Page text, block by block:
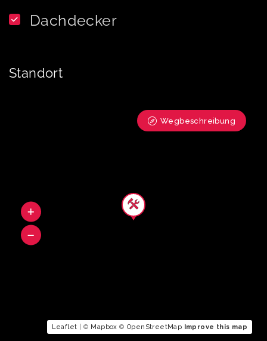
Dachdecker
Standort
Leaflet | © Mapbox © OpenStreetMap Improve this map
Wegbeschreibung